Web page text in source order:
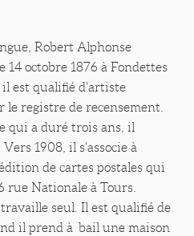
Robert Alphonse
14 octobre 1876 à Fondettes
il est qualifié d'artiste
le registre de recensement.
qui a duré trois ans, il
1908, il s'associe à
de cartes postales qui
rue Nationale à Tours.
seul. Il est qualifié de
il prend à bail une maison